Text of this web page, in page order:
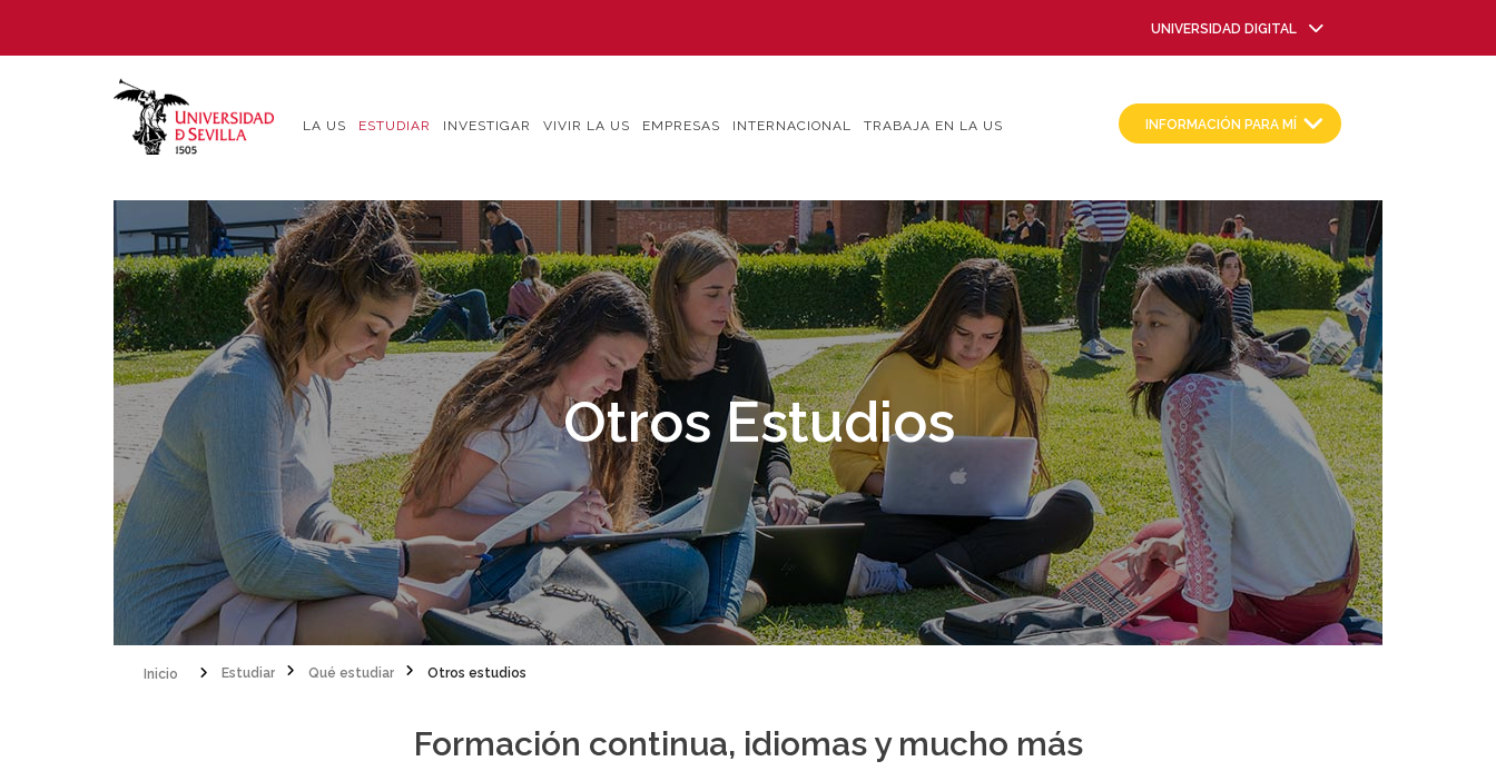
contenido
UNIVERSIDAD DIGITAL
LA US ESTUDIAR INVESTIGAR VIVIR LA US EMPRESAS INTERNACIONAL TRABAJA EN LA US INFORMACIÓN PARA MÍ
Otros Estudios
Estudiar
Qué estudiar Otros estudios
Formación continua, idiomas y mucho más